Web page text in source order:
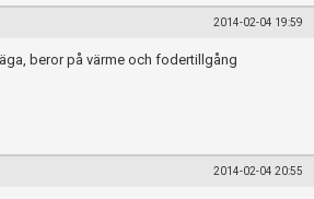
2014-02-04 19:59
beror på värme och fodertillgång
2014-02-04 20:55
Privacy Policy